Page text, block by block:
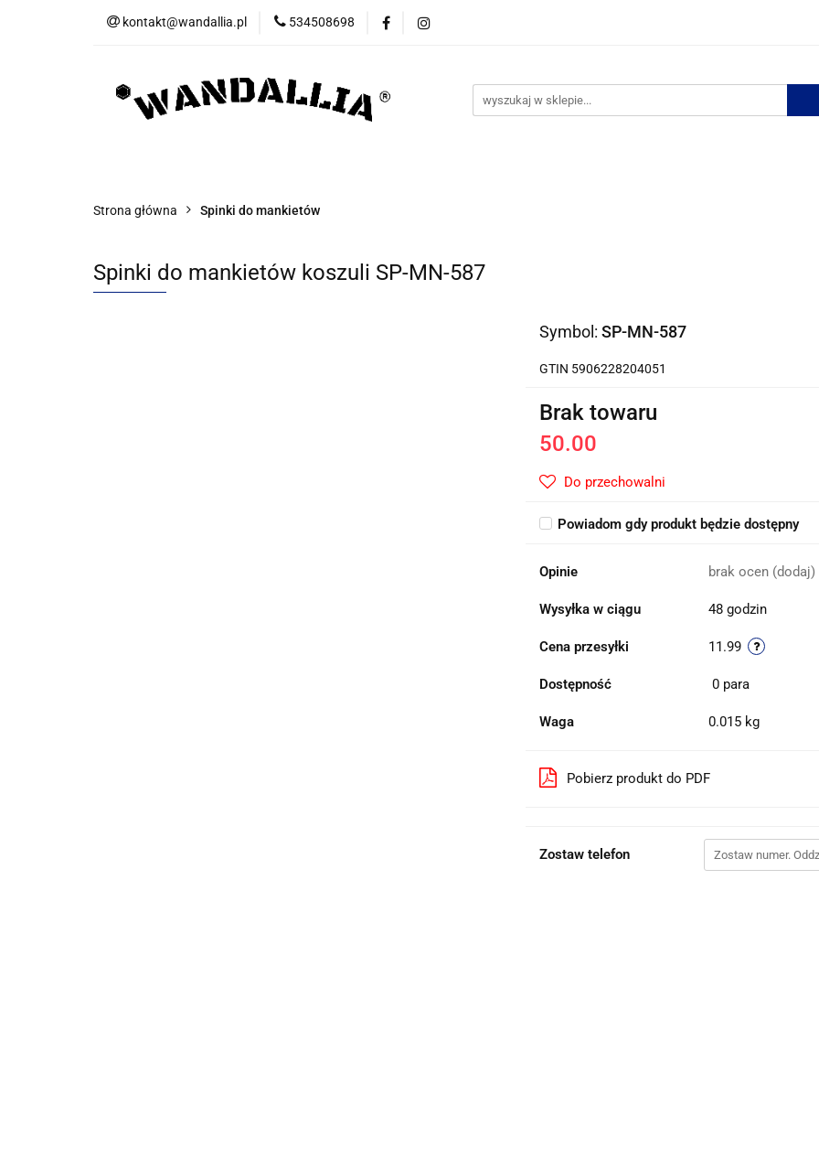
kontakt@wandallia.pl 534508698
Spinki do mankietów
Bizuteria Nowości Bestsellery
Strona główna Spinki do mankietów
Spinki do mankietów koszuli SP-MN-587
Symbol: SP-MN-587
GTIN 5906228204051
Brak towaru
50.00
Do przechowalni
Powiadom gdy produkt będzie dostępny
Opinie brak ocen (dodaj)
Wysyłka w ciągu 48 godzin
Cena przesyłki 11.99
Dostępność 0 para
Waga 0.015 kg
Pobierz produkt do PDF
Zostaw telefon